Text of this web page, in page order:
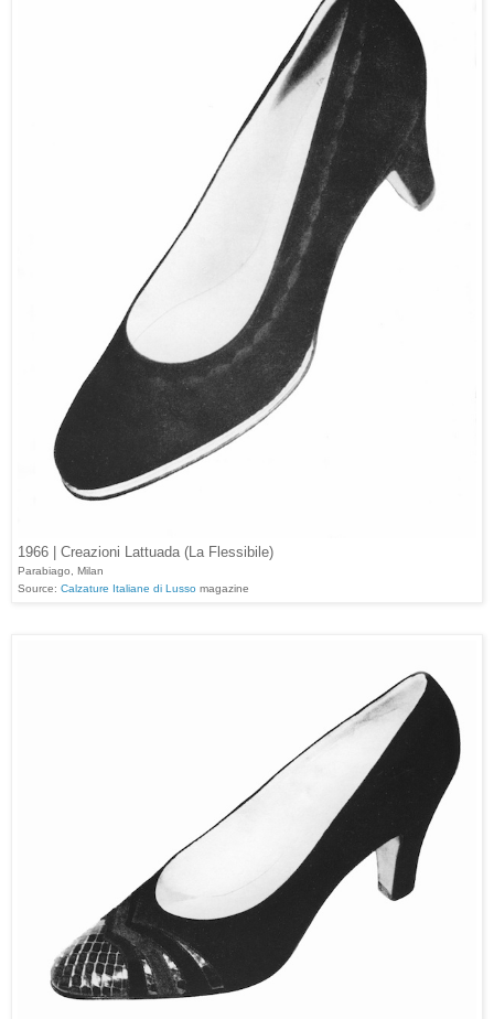
1966 | Creazioni Lattuada (La Flessibile)
Parabiago, Milan
Source: Calzature Italiane di Lusso magazine